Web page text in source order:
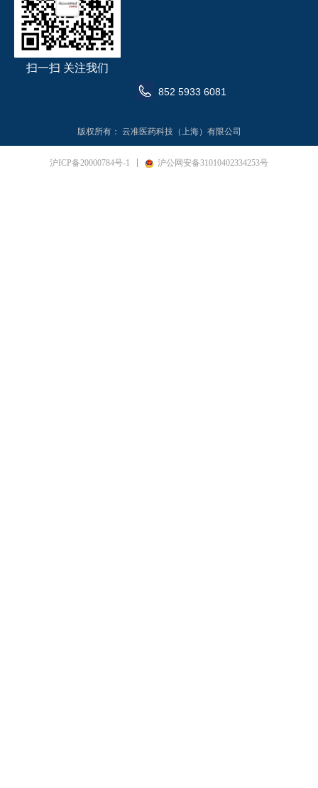
扫一扫 关注我们
版权所有： 云准医药科技（上海）有限公司
852 5933 6081
沪ICP备20000784号-1 沪公网安备31010402334253号